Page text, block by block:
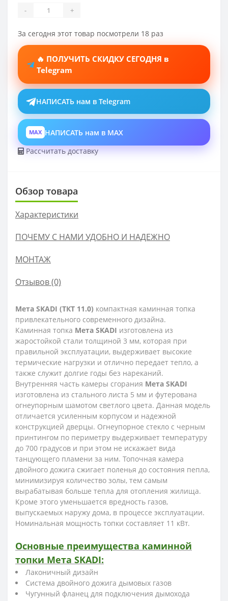
- +
За сегодня этот товар посмотрели 18 раз
🔥 ПОЛУЧИТЬ СКИДКУ СЕГОДНЯ в
Telegram
НАПИСАТЬ нам в Telegram
MAX НАПИСАТЬ нам в MAX
Рассчитать доставку
Обзор товара
Характеристики
ПОЧЕМУ С НАМИ УДОБНО И НАДЕЖНО
МОНТАЖ
Отзывов (0)
Мета SKADI (ТКТ 11.0) компактная каминная топка
привлекательного современного дизайна.
Каминная топка Мета SKADI изготовлена из
жаростойкой стали толщиной 3 мм, которая при
правильной эксплуатации, выдерживает высокие
термические нагрузки и отлично передает тепло, а
также служит долгие годы без нареканий.
Внутренняя часть камеры сгорания Мета SKADI
изготовлена из стального листа 5 мм и футерована
огнеупорным шамотом светлого цвета. Данная модель
отличается усиленным корпусом и надежной
конструкцией дверцы. Огнеупорное стекло с черным
принтингом по периметру выдерживает температуру
до 700 градусов и при этом не искажает вида
танцующего пламени за ним. Топочная камера
двойного дожига сжигает поленья до состояния пепла,
минимизируя количество золы, тем самым
вырабатывая больше тепла для отопления жилища.
Кроме этого уменьшается вредность газов,
выпускаемых наружу дома, в процессе эксплуатации.
Номинальная мощность топки составляет 11 кВт.
Основные преимущества каминной
топки Мета SKADI:
Лаконичный дизайн
Система двойного дожига дымовых газов
Чугунный фланец для подключения дымохода